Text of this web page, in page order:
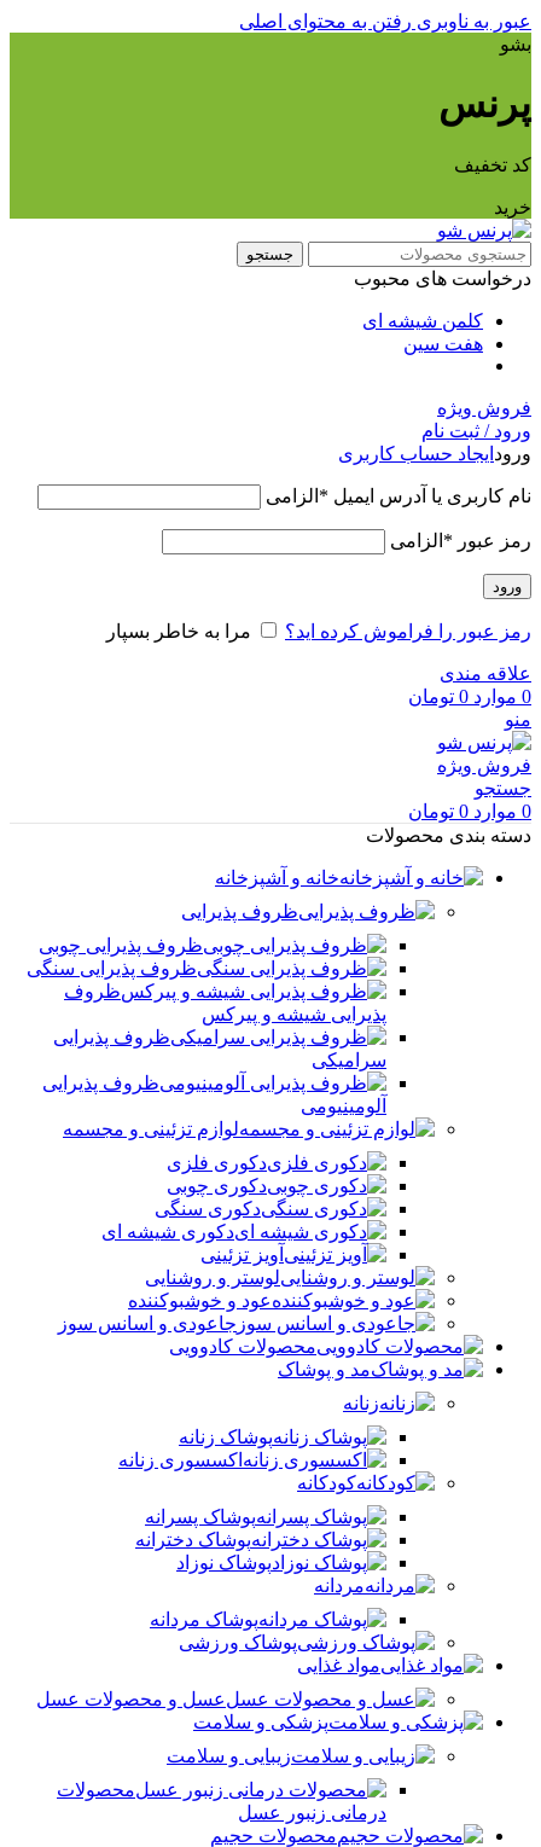
عبور به ناوبری رفتن به محتوای اصلی
بشو
پرنس
کد تخفیف
خرید
جستجو
درخواست های محبوب
کلمن شیشه ای
هفت سین
فروش ویژه
ورود / ثبت نام
ورود ایجاد حساب کاربری
نام کاربری یا آدرس ایمیل * الزامی
رمز عبور * الزامی
ورود
رمز عبور را فراموش کرده اید؟ مرا به خاطر بسپار
علاقه مندی
0 موارد 0 تومان
منو
فروش ویژه
جستجو
0 موارد 0 تومان
دسته بندی محصولات
خانه و آشپزخانه
ظروف پذیرایی
ظروف پذیرایی چوبی
ظروف پذیرایی سنگی
ظروف
پذیرایی شیشه و پیرکس
ظروف پذیرایی
سرامیکی
ظروف پذیرایی
آلومینیومی
لوازم تزئینی و مجسمه
دکوری فلزی
دکوری چوبی
دکوری سنگی
دکوری شیشه ای
آویز تزئینی
لوستر و روشنایی
عود و خوشبوکننده
جاعودی و اسانس سوز
محصولات کادوویی
مد و پوشاک
زنانه
پوشاک زنانه
اکسسوری زنانه
کودکانه
پوشاک پسرانه
پوشاک دخترانه
پوشاک نوزاد
مردانه
پوشاک مردانه
پوشاک ورزشی
مواد غذایی
عسل و محصولات عسل
پزشکی و سلامت
زیبایی و سلامت
محصولات
درمانی زنبور عسل
محصولات حجیم